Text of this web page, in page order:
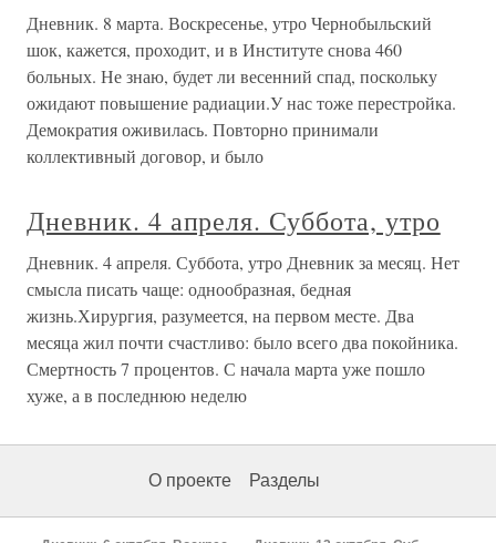
Дневник. 8 марта. Воскресенье, утро Чернобыльский
шок, кажется, проходит, и в Институте снова 460
больных. Не знаю, будет ли весенний спад, поскольку
ожидают повышение радиации.У нас тоже перестройка.
Демократия оживилась. Повторно принимали
коллективный договор, и было
Дневник. 4 апреля. Суббота, утро
Дневник. 4 апреля. Суббота, утро Дневник за месяц. Нет
смысла писать чаще: однообразная, бедная
жизнь.Хирургия, разумеется, на первом месте. Два
месяца жил почти счастливо: было всего два покойника.
Смертность 7 процентов. С начала марта уже пошло
хуже, а в последнюю неделю
О проекте Разделы